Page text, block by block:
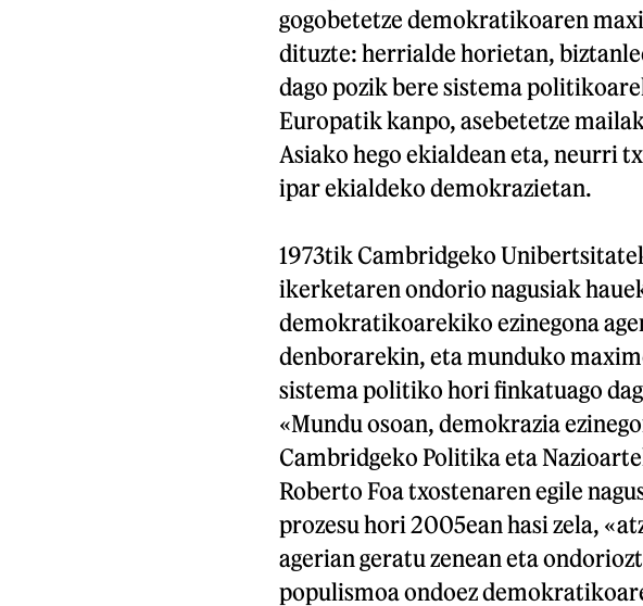
gogobetetze demokratikoaren
dituzte: herrialde horietan,
dago pozik bere sistema
Europatik kanpo, asebetetze
Asiako hego ekialdean eta, neurri
ipar ekialdeko demokrazietan.
1973tik Cambridgeko
ikerketaren ondorio nagusiak
demokratikoarekiko ezinegona
denborarekin, eta munduko
sistema politiko hori finkatuago
«Mundu osoan, demokrazia
Cambridgeko Politika eta
Roberto Foa txostenaren egile
prozesu hori 2005ean hasi zela,
agerian geratu zenean eta
populismoa ondoez